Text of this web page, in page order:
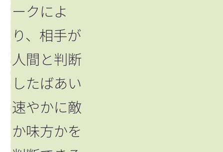
ークによ
り、相手が
人間と判断
したばあい
速やかに敵
か味方かを